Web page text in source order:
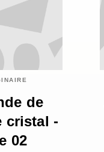
de
cristal -
02